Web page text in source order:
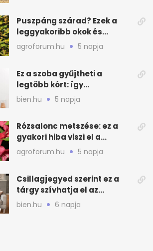
Puszpáng szárad? Ezek a
leggyakoribb okok és
teendők
agroforum.hu 5 napja
Ez a szoba gyűjtheti a
legtöbb kórt: így
mélytisztítsd otthon
bien.hu 5 napja
Rózsalonc metszése: ez a
gyakori hiba viszi el a
virágzást
agroforum.hu 5 napja
Csillagjegyed szerint ez a
tárgy szívhatja el az
otthonod energiáját
bien.hu 6 napja